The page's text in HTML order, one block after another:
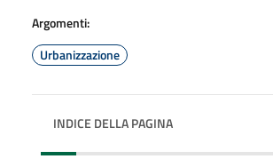
Argomenti:
Urbanizzazione
INDICE DELLA PAGINA